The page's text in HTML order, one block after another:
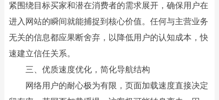
紧围绕目标买家和潜在消费者的需求展开，确保用户在
进入网站的瞬间就能捕捉到核心价值。任何与主营业务
无关的信息都应果断舍弃，以降低用户的认知成本，快
速建立信任关系。
三、优质速度优化，简化导航结构
网络用户的耐心极为有限，页面加载速度直接决定